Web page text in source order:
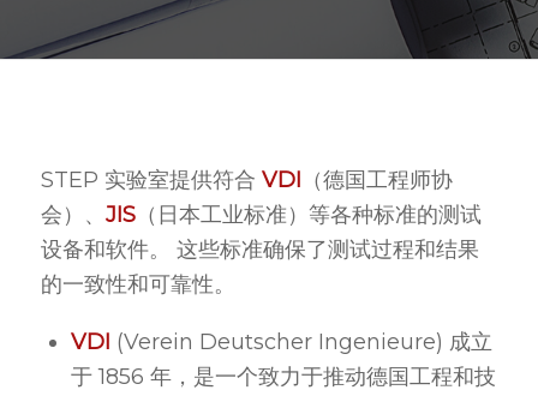
STEP 实验室提供符合 VDI （德国工程师协
会）、 JIS（日本工业标准）等各种标准的测试
设备和软件。 这些标准确保了测试过程和结果
的一致性和可靠性。
VDI (Verein Deutscher Ingenieure) 成立
于 1856 年，是一个致力于推动德国工程和技